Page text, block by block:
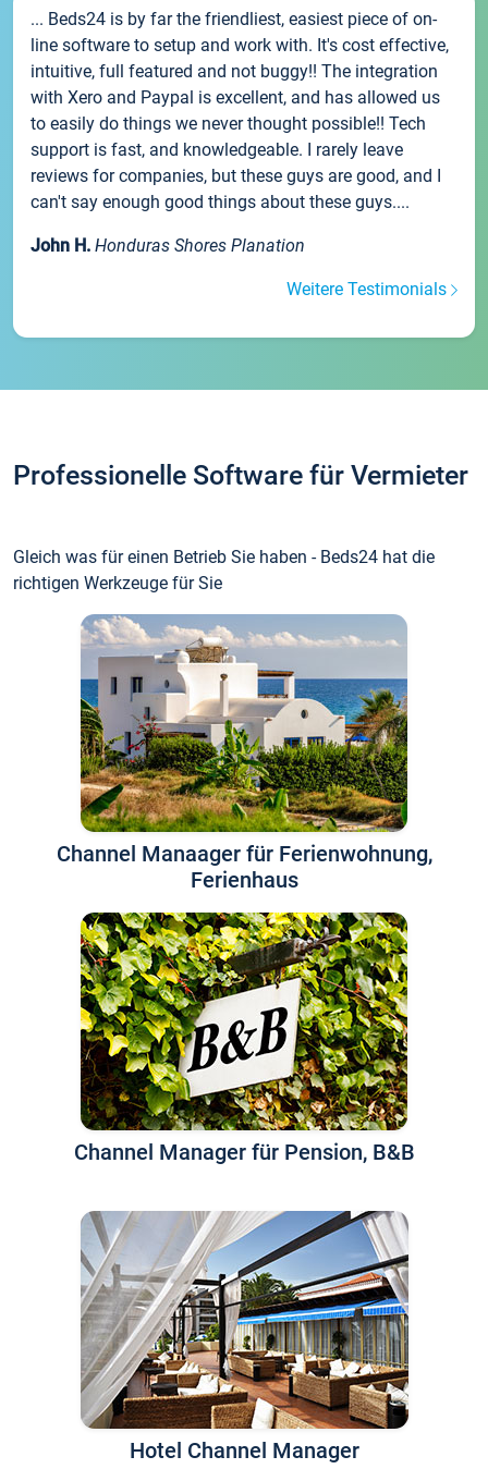
... Beds24 is by far the friendliest, easiest piece of on-
line software to setup and work with. It's cost effective,
intuitive, full featured and not buggy!! The integration
with Xero and Paypal is excellent, and has allowed us
to easily do things we never thought possible!! Tech
support is fast, and knowledgeable. I rarely leave
reviews for companies, but these guys are good, and I
can't say enough good things about these guys....
John H. Honduras Shores Planation
Weitere Testimonials
Professionelle Software für Vermieter
Gleich was für einen Betrieb Sie haben - Beds24 hat die
richtigen Werkzeuge für Sie
Channel Manaager für Ferienwohnung,
Ferienhaus
Channel Manager für Pension, B&B
Hotel Channel Manager